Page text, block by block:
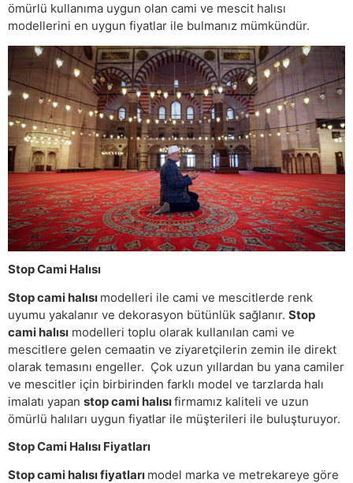
ömürlü kullanıma uygun olan cami ve mescit halısı
modellerini en uygun fiyatlar ile bulmanız mümkündür.
Stop Cami Halısı
Stop cami halısı modelleri ile cami ve mescitlerde renk
uyumu yakalanır ve dekorasyon bütünlük sağlanır. Stop
cami halısı modelleri toplu olarak kullanılan cami ve
mescitlere gelen cemaatin ve ziyaretçilerin zemin ile direkt
olarak temasını engeller. Çok uzun yıllardan bu yana camiler
ve mescitler için birbirinden farklı model ve tarzlarda halı
imalatı yapan stop cami halısıfirmamız kaliteli ve uzun
ömürlü halıları uygun fiyatlar ile müşterileri ile buluşturuyor.
Stop Cami Halısı Fiyatları
Stop cami halısı fiyatları model marka ve metrekareye göre